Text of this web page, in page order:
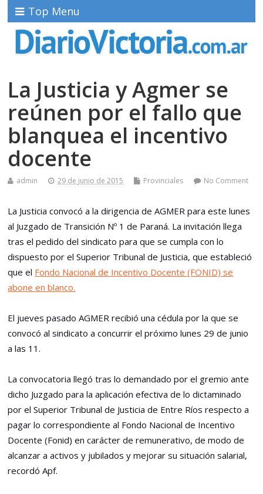
Top Menu
La Justicia y Agmer se
reúnen por el fallo que
blanquea el incentivo
docente
admin 29 de junio de 2015 Provinciales No Comment
La Justicia convocó a la dirigencia de AGMER para este lunes
al Juzgado de Transición Nº 1 de Paraná. La invitación llega
tras el pedido del sindicato para que se cumpla con lo
dispuesto por el Superior Tribunal de Justicia, que estableció
que el Fondo Nacional de Incentivo Docente (FONID) se
abone en blanco.
El jueves pasado AGMER recibió una cédula por la que se
convocó al sindicato a concurrir el próximo lunes 29 de junio
a las 11.
La convocatoria llegó tras lo demandado por el gremio ante
dicho Juzgado para la aplicación efectiva de lo dictaminado
por el Superior Tribunal de Justicia de Entre Ríos respecto a
pagar lo correspondiente al Fondo Nacional de Incentivo
Docente (Fonid) en carácter de remunerativo, de modo de
alcanzar a activos y jubilados y mejorar su situación salarial,
recordó Apf.